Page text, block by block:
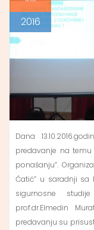
2016
Dana
predavanje na
ponašanju”.
Ćatić” u saradnji sa
sigurnosne
prof.dr.Elmedin
predavanju su